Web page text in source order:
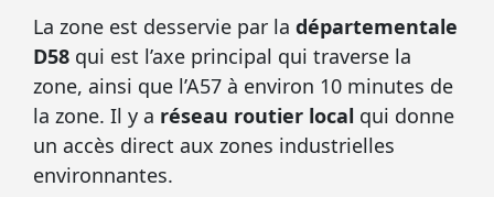
La zone est desservie par la départementale
D58 qui est l’axe principal qui traverse la
zone, ainsi que l’A57 à environ 10 minutes de
la zone. Il y a réseau routier local qui donne
un accès direct aux zones industrielles
environnantes.